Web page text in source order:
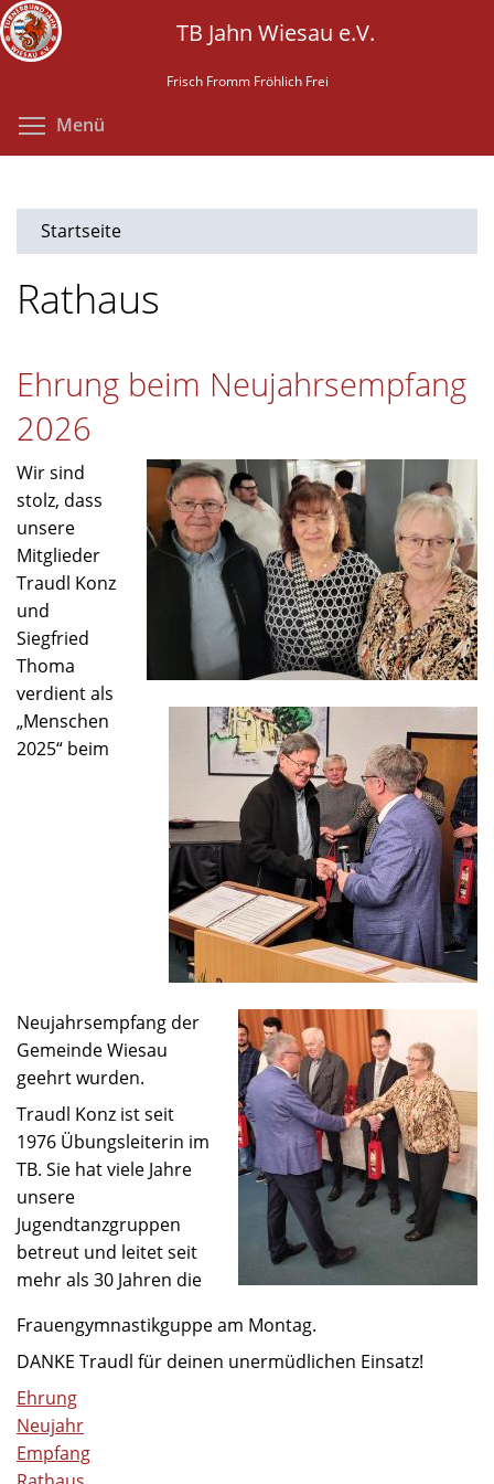
Direkt
zum
Inhalt
TB Jahn Wiesau e.V.
Frisch Fromm Fröhlich Frei
Menü
Startseite
Rathaus
Ehrung beim Neujahrsempfang
2026
Wir sind
stolz, dass
unsere
Mitglieder
Traudl Konz
und
Siegfried
Thoma
verdient als
„Menschen
2025“ beim
Neujahrsempfang der
Gemeinde Wiesau
geehrt wurden.
Traudl Konz ist seit
1976 Übungsleiterin im
TB. Sie hat viele Jahre
unsere
Jugendtanzgruppen
betreut und leitet seit
mehr als 30 Jahren die
Frauengymnastikguppe am Montag.
DANKE Traudl für deinen unermüdlichen Einsatz!
Ehrung
Neujahr
Empfang